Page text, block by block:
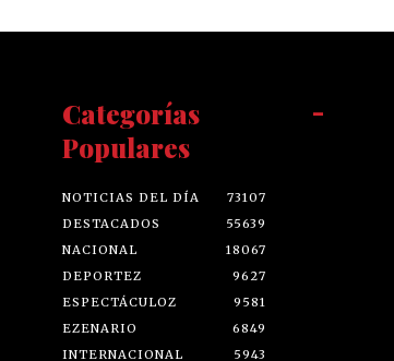
Categorías
Populares
NOTICIAS DEL DÍA
73107
DESTACADOS
55639
NACIONAL
18067
DEPORTEZ
9627
ESPECTÁCULOZ
9581
EZENARIO
6849
INTERNACIONAL
5943
-